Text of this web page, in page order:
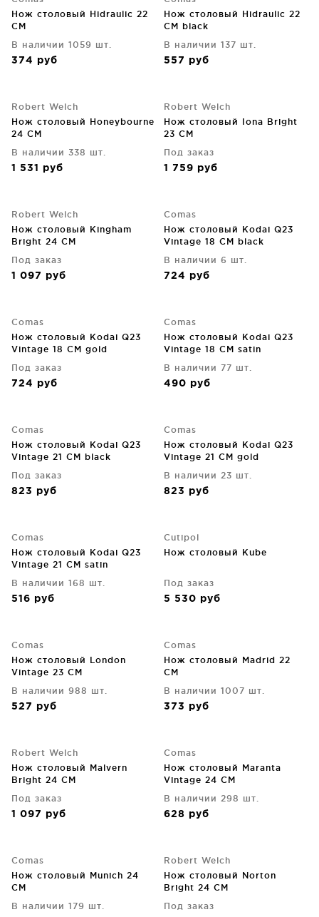
Нож столовый Hidraulic 22
CM
В наличии 1059 шт.
374 руб
Нож столовый Hidraulic 22
CM black
В наличии 137 шт.
557 руб
Robert Welch
Нож столовый Honeybourne
24 CM
В наличии 338 шт.
1 531 руб
Robert Welch
Нож столовый Iona Bright
23 CM
Под заказ
1 759 руб
Robert Welch
Нож столовый Kingham
Bright 24 CM
Под заказ
1 097 руб
Comas
Нож столовый Kodai Q23
Vintage 18 CM black
В наличии 6 шт.
724 руб
Comas
Нож столовый Kodai Q23
Vintage 18 CM gold
Под заказ
724 руб
Comas
Нож столовый Kodai Q23
Vintage 18 CM satin
В наличии 77 шт.
490 руб
Comas
Нож столовый Kodai Q23
Vintage 21 CM black
Под заказ
823 руб
Comas
Нож столовый Kodai Q23
Vintage 21 CM gold
В наличии 23 шт.
823 руб
Comas
Нож столовый Kodai Q23
Vintage 21 CM satin
В наличии 168 шт.
516 руб
Cutipol
Нож столовый Kube
Под заказ
5 530 руб
Comas
Нож столовый London
Vintage 23 CM
В наличии 988 шт.
527 руб
Comas
Нож столовый Madrid 22
CM
В наличии 1007 шт.
373 руб
Robert Welch
Нож столовый Malvern
Bright 24 CM
Под заказ
1 097 руб
Comas
Нож столовый Maranta
Vintage 24 CM
В наличии 298 шт.
628 руб
Comas
Нож столовый Munich 24
CM
В наличии 179 шт.
Robert Welch
Нож столовый Norton
Bright 24 CM
Под заказ